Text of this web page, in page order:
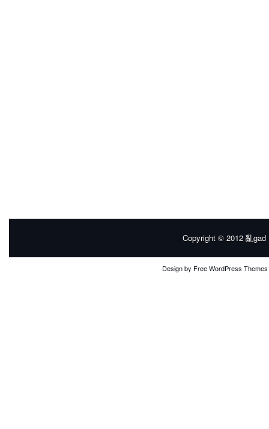
Copyright © 2012 亂gad
Design by Free WordPress Themes